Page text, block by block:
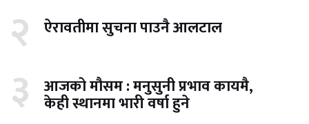
२ ऐरावतीमा सुचना पाउनै आलटाल
३ आजको मौसम : मनुसुनी प्रभाव कायमै,
केही स्थानमा भारी वर्षा हुने